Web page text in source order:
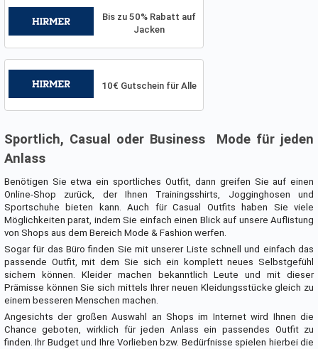
Bis zu 50% Rabatt auf
Jacken
10€ Gutschein für Alle
Sportlich, Casual oder Business  Mode für jeden
Anlass
Benötigen Sie etwa ein sportliches Outfit, dann greifen Sie auf einen
Online-Shop zurück, der Ihnen Trainingsshirts, Jogginghosen und
Sportschuhe bieten kann. Auch für Casual Outfits haben Sie viele
Möglichkeiten parat, indem Sie einfach einen Blick auf unsere Auflistung
von Shops aus dem Bereich Mode & Fashion werfen.
Sogar für das Büro finden Sie mit unserer Liste schnell und einfach das
passende Outfit, mit dem Sie sich ein komplett neues Selbstgefühl
sichern können. Kleider machen bekanntlich Leute und mit dieser
Prämisse können Sie sich mittels Ihrer neuen Kleidungsstücke gleich zu
einem besseren Menschen machen.
Angesichts der großen Auswahl an Shops im Internet wird Ihnen die
Chance geboten, wirklich für jeden Anlass ein passendes Outfit zu
finden. Ihr Budget und Ihre Vorlieben bzw. Bedürfnisse spielen hierbei die